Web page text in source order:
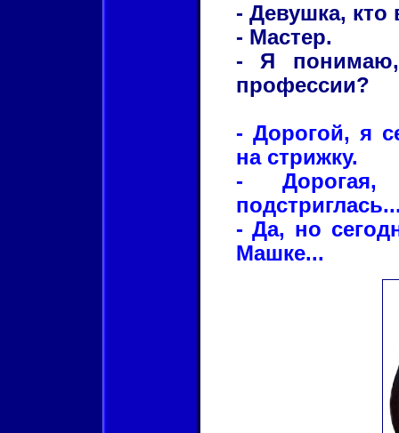
- Девушка, кто
- Мастер.
- Я
профессии?
- Дорогой, я
на стрижку.
-
- Да, но
Машке...